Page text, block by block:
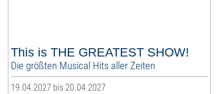
This is THE GREATEST SHOW!
Die größten Musical Hits aller Zeiten
19.04.2027 bis 20.04.2027